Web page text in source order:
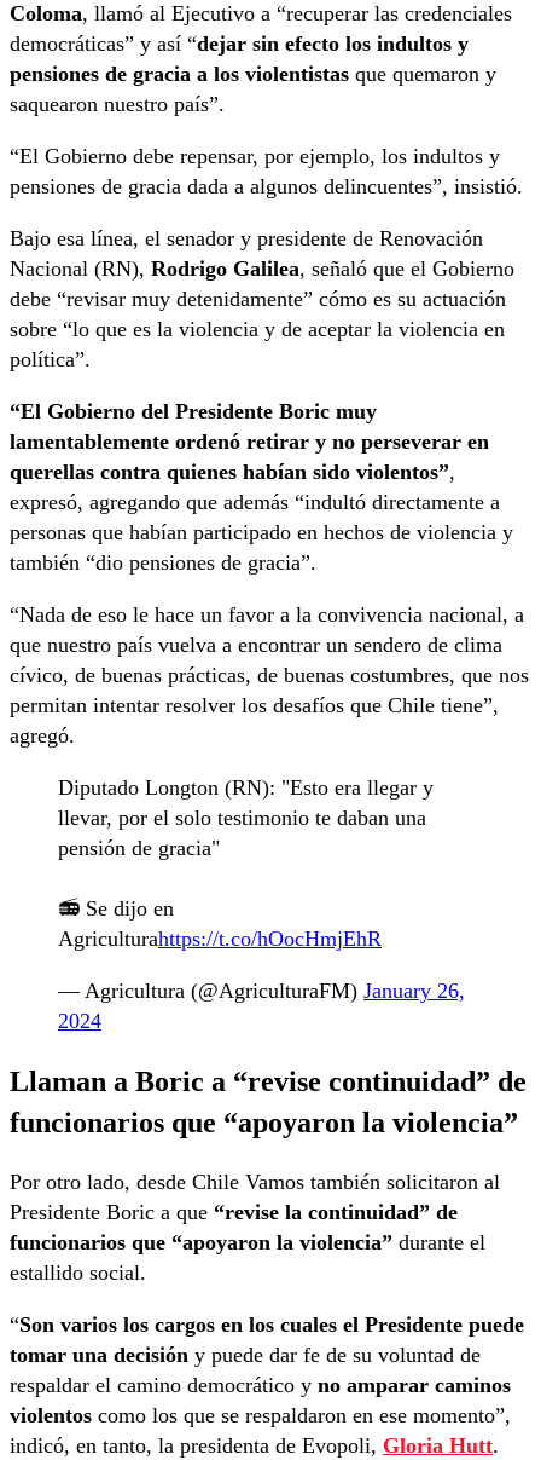
Coloma, llamó al Ejecutivo a “recuperar las credenciales
democráticas” y así “dejar sin efecto los indultos y
pensiones de gracia a los violentistas que quemaron y
saquearon nuestro país”.
“El Gobierno debe repensar, por ejemplo, los indultos y
pensiones de gracia dada a algunos delincuentes”, insistió.
Bajo esa línea, el senador y presidente de Renovación
Nacional (RN), Rodrigo Galilea, señaló que el Gobierno
debe “revisar muy detenidamente” cómo es su actuación
sobre “lo que es la violencia y de aceptar la violencia en
política”.
“El Gobierno del Presidente Boric muy
lamentablemente ordenó retirar y no perseverar en
querellas contra quienes habían sido violentos”,
expresó, agregando que además “indultó directamente a
personas que habían participado en hechos de violencia y
también “dio pensiones de gracia”.
“Nada de eso le hace un favor a la convivencia nacional, a
que nuestro país vuelva a encontrar un sendero de clima
cívico, de buenas prácticas, de buenas costumbres, que nos
permitan intentar resolver los desafíos que Chile tiene”,
agregó.
Diputado Longton (RN): "Esto era llegar y
llevar, por el solo testimonio te daban una
pensión de gracia"
📻 Se dijo en
Agriculturahttps://t.co/hOocHmjEhR
— Agricultura (@AgriculturaFM) January 26,
2024
Llaman a Boric a “revise continuidad” de
funcionarios que “apoyaron la violencia”
Por otro lado, desde Chile Vamos también solicitaron al
Presidente Boric a que “revise la continuidad” de
funcionarios que “apoyaron la violencia” durante el
estallido social.
“Son varios los cargos en los cuales el Presidente puede
tomar una decisión y puede dar fe de su voluntad de
respaldar el camino democrático y no amparar caminos
violentos como los que se respaldaron en ese momento”,
indicó, en tanto, la presidenta de Evopoli, Gloria Hutt.